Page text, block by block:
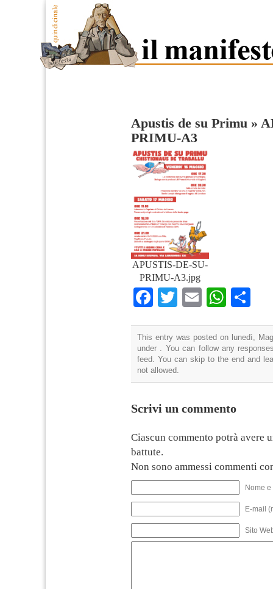
Apustis de su Primu »
PRIMU-A3
APUSTIS-DE-SU-
PRIMU-A3.jpg
Facebook
TwitterEmail
This entry was posted on lunedì,
under . You can follow any
feed. You can skip to the end and
not allowed.
Scrivi un commento
Ciascun commento potrà avere
battute.
Non sono ammessi commenti
Nome
E-mail
Sito